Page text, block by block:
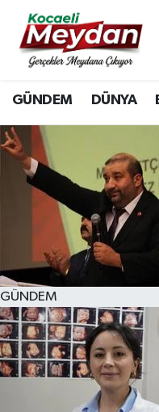
GÜNDEM DÜNYA
GÜNDEM
Nöbetçi Eczaneler
Hava Durumu
Trafik Durumu
Süper Lig Puan
Tüm Manşetler
Son Dakika
Haber Arşivi